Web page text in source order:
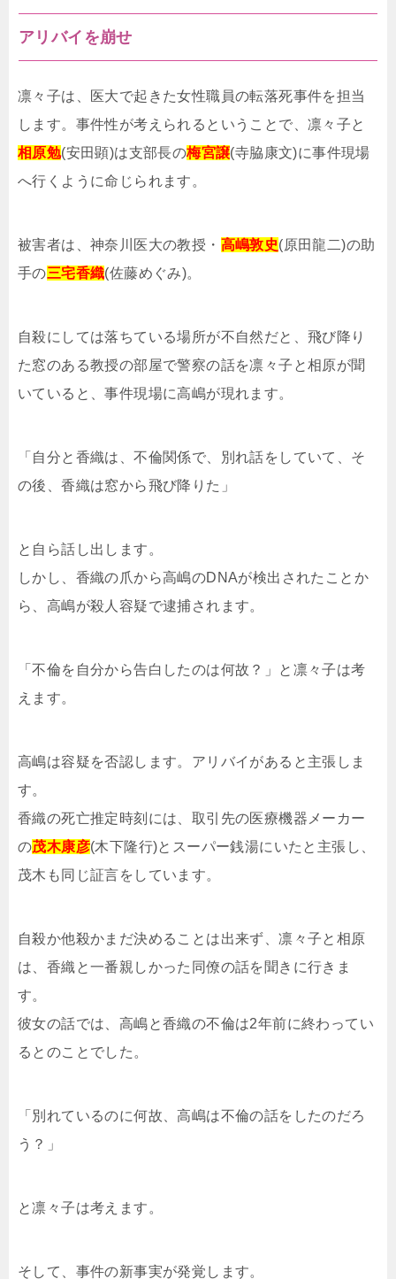
アリバイを崩せ
凛々子は、医大で起きた女性職員の転落死事件を担当
します。事件性が考えられるということで、凛々子と
相原勉(安田顕)は支部長の梅宮譲(寺脇康文)に事件現場
へ行くように命じられます。
被害者は、神奈川医大の教授・ 高嶋敦史(原田龍二)の助
手の三宅香織(佐藤めぐみ)。
自殺にしては落ちている場所が不自然だと、飛び降り
た窓のある教授の部屋で警察の話を凛々子と相原が聞
いていると、事件現場に高嶋が現れます。
「自分と香織は、不倫関係で、別れ話をしていて、そ
の後、香織は窓から飛び降りた」
と自ら話し出します。
しかし、香織の爪から高嶋のDNAが検出されたことか
ら、高嶋が殺人容疑で逮捕されます。
「不倫を自分から告白したのは何故？」と凛々子は考
えます。
高嶋は容疑を否認します。アリバイがあると主張しま
す。
香織の死亡推定時刻には、取引先の医療機器メーカー
の茂木康彦(木下隆行)とスーパー銭湯にいたと主張し、
茂木も同じ証言をしています。
自殺か他殺かまだ決めることは出来ず、凛々子と相原
は、香織と一番親しかった同僚の話を聞きに行きま
す。
彼女の話では、高嶋と香織の不倫は2年前に終わってい
るとのことでした。
「別れているのに何故、高嶋は不倫の話をしたのだろ
う？」
と凛々子は考えます。
そして、事件の新事実が発覚します。